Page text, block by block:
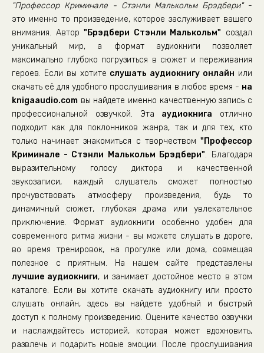
"Профессор Криминале - Стэнли Малькольм Брэдбери"-
это именно то произведение, которое заслуживает вашего
внимания. Автор"Брэдбери Стэнли Малькольм" создал
уникальный мир, а формат аудиокниги позволяет
максимально глубоко погрузиться в сюжет и переживания
героев. Если вы хотите слушать аудиокнигу онлайн или
скачать её для удобного прослушивания в любое время - на
knigaaudio.com вы найдете именно качественную запись с
профессиональной озвучкой. Эта аудиокнига отлично
подходит как для поклонников жанра, так и для тех, кто
только начинает знакомиться с творчеством "Профессор
Криминале - Стэнли Малькольм Брэдбери". Благодаря
выразительному голосу диктора и качественной
звукозаписи, каждый слушатель сможет полностью
прочувствовать атмосферу произведения, будь то
динамичный сюжет, глубокая драма или увлекательное
приключение. Формат аудиокниги особенно удобен для
современного ритма жизни - вы можете слушать в дороге,
во время тренировок, на прогулке или дома, совмещая
полезное с приятным. На нашем сайте представлены
лучшие аудиокниги, и занимает достойное место в этом
каталоге. Если вы хотите скачать аудиокнигу или просто
слушать онлайн, здесь вы найдете удобный и быстрый
доступ к полному произведению. Оцените качество озвучки
и наслаждайтесь историей, которая может вдохновить,
развлечь и подарить новые эмоции. После прослушивания